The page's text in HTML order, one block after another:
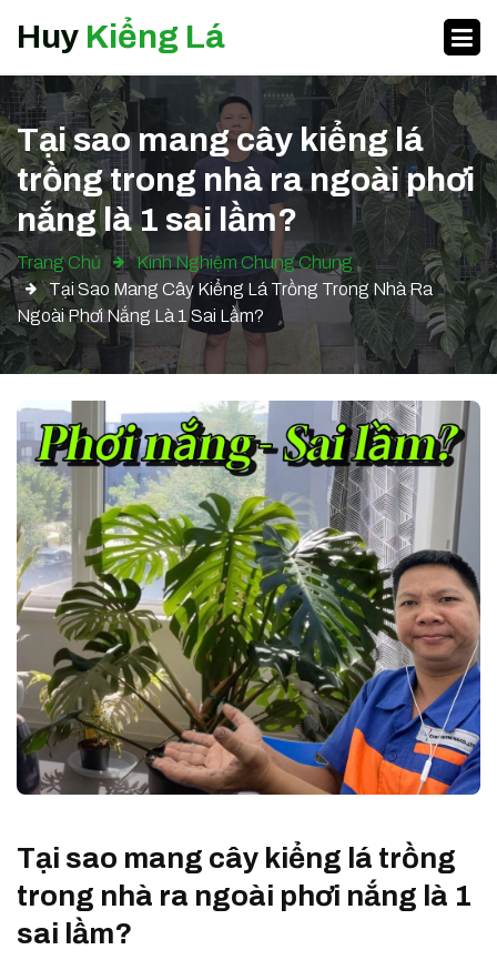
Huy Kiểng Lá
Tại sao mang cây kiểng lá
trồng trong nhà ra ngoài phơi
nắng là 1 sai lầm?
Trang Chủ
Kinh Nghiệm Chung Chung
Tại Sao Mang Cây Kiểng Lá Trồng Trong Nhà Ra
Ngoài Phơi Nắng Là 1 Sai Lầm?
Tại sao mang cây kiểng lá trồng
trong nhà ra ngoài phơi nắng là 1
sai lầm?